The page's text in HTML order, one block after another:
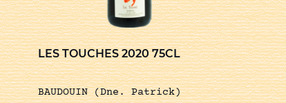
LES TOUCHES 2020 75CL
BAUDOUIN (Dne. Patrick)